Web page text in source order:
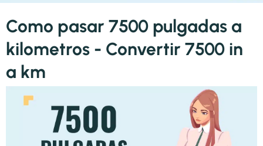
Como pasar 7500 pulgadas a
kilometros - Convertir 7500 in
a km